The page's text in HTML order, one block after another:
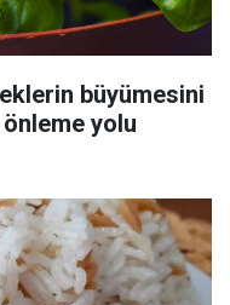
büyümesini
yolu